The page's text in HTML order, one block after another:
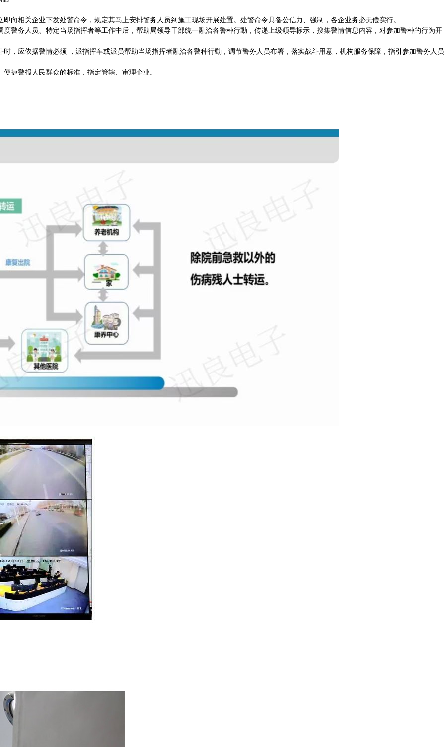
相关企业下发处警命令，规定其马上安排警务人员到施工现场开展处置。处警命令具备公信力、强制，各企业务必无偿实行。
务人员、特定当场指挥者等工作中后，帮助局领导干部统一融洽各警种行動，传递上级领导标示，搜集警情信息内容，对参加警种的行为开
应依据警情必须 ，派指挥车或派员帮助当场指挥者融洽各警种行動，调节警务人员布署，落实战斗用意，机构服务保障，指引参加警务人员
捷警报人民群众的标准，指定管辖、审理企业。